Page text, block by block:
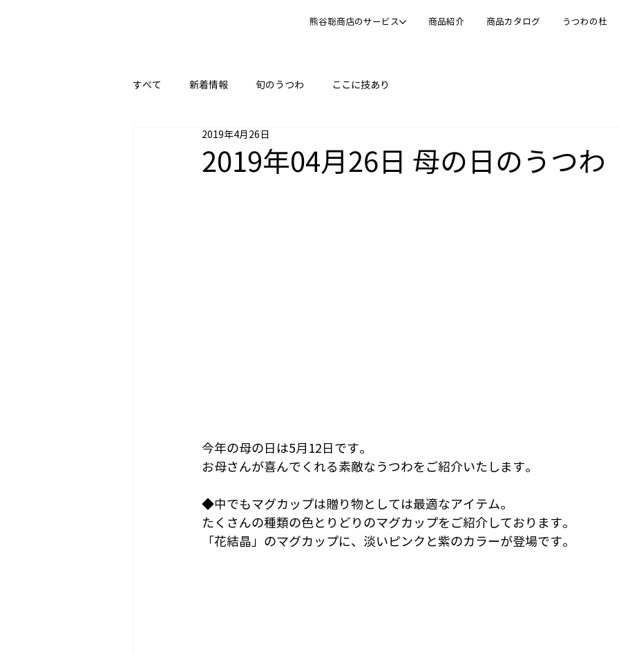
熊谷聡商店のサービス 商品紹介 商品カタログ うつわの杜
すべて 新着情報 旬のうつわ ここに技あり
2019年04月26日 母の日のうつわ
2019年4月26日
今年の母の日は5月12日です。
お母さんが喜んでくれる素敵なうつわをご紹介いたします。
◆中でもマグカップは贈り物としては最適なアイテム。
たくさんの種類の色とりどりのマグカップをご紹介しております。
「花結晶」のマグカップに、淡いピンクと紫のカラーが登場です。